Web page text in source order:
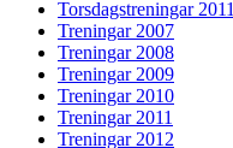
Torsdagstreningar 2011
Treningar 2007
Treningar 2008
Treningar 2009
Treningar 2010
Treningar 2011
Treningar 2012